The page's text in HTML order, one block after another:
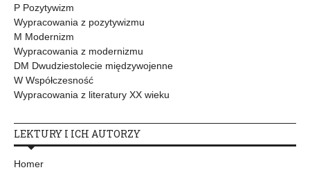
P Pozytywizm
Wypracowania z pozytywizmu
M Modernizm
Wypracowania z modernizmu
DM Dwudziestolecie międzywojenne
W Współczesność
Wypracowania z literatury XX wieku
LEKTURY I ICH AUTORZY
Homer